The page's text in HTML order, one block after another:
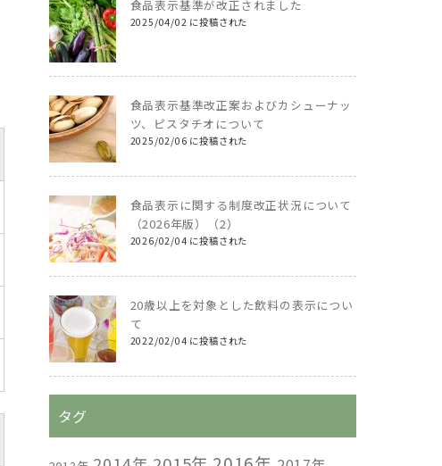
食品表示基準が改正されました
2025/04/02 に投稿された
食品表示基準改正案およびカシューナッ
ツ、ピスタチオについて
2025/02/06 に投稿された
食品表示に関する制度改正状況について
（2026年版）（2）
2026/02/04 に投稿された
20歳以上を対象とした飲料の表示につい
て
2022/02/04 に投稿された
タグ